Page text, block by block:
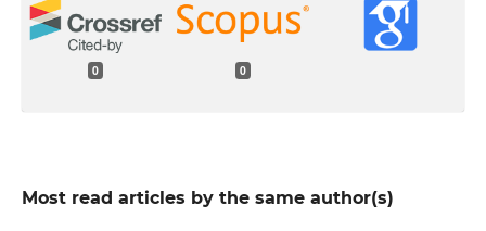
0 0
Most read articles by the same author(s)